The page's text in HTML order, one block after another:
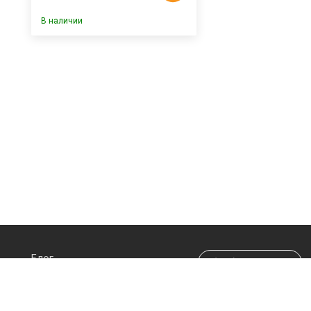
В наличии
Блог (044) 290-70-20